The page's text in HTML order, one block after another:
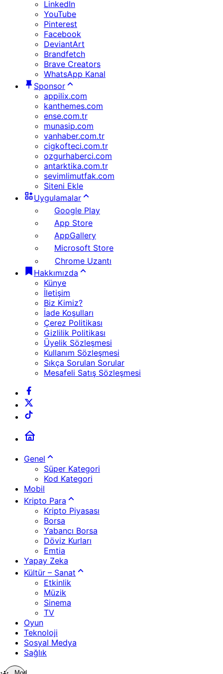
LinkedIn
YouTube
Pinterest
Facebook
DeviantArt
Brandfetch
Brave Creators
WhatsApp Kanal
Sponsor
appilix.com
kanthemes.com
ense.com.tr
munasip.com
vanhaber.com.tr
cigkofteci.com.tr
ozgurhaberci.com
antarktika.com.tr
sevimlimutfak.com
Siteni Ekle
Uygulamalar
Google Play
App Store
AppGallery
Microsoft Store
Chrome Uzantı
Hakkımızda
Künye
İletişim
Biz Kimiz?
İade Koşulları
Çerez Politikası
Gizlilik Politikası
Üyelik Sözleşmesi
Kullanım Sözleşmesi
Sıkça Sorulan Sorular
Mesafeli Satış Sözleşmesi
Genel
Süper Kategori
Kod Kategori
Mobil
Kripto Para
Kripto Piyasası
Borsa
Yabancı Borsa
Döviz Kurları
Emtia
Yapay Zeka
Kültür – Sanat
Etkinlik
Müzik
Sinema
TV
Oyun
Teknoloji
Sosyal Medya
Sağlık